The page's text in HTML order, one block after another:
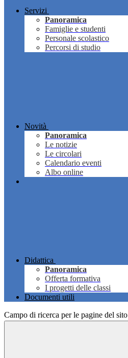
Servizi
Panoramica
Famiglie e studenti
Personale scolastico
Percorsi di studio
Novità
Panoramica
Le notizie
Le circolari
Calendario eventi
Albo online
Didattica
Panoramica
Offerta formativa
I progetti delle classi
Documenti utili
Campo di ricerca per le pagine del sito